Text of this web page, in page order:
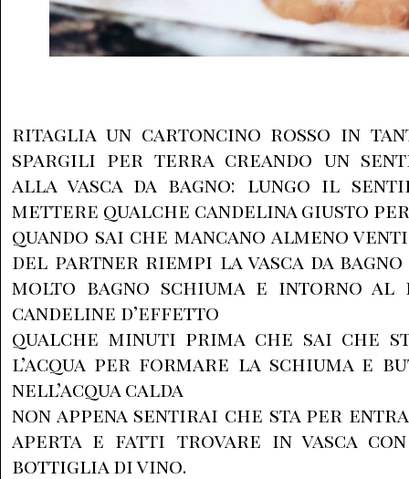
ritaglia un cartoncino rosso in
spargili per terra creando un
alla vasca da bagno: lungo il
mettere qualche candelina giusto
quando sai che mancano almeno
del partner riempi la vasca da bagno
molto bagno schiuma e intorno al
candeline d’effetto
qualche minuti prima che sai che
l’acqua per formare la schiuma e
nell’acqua calda
non appena sentirai che sta per
aperta e fatti trovare in vasca
bottiglia di vino.